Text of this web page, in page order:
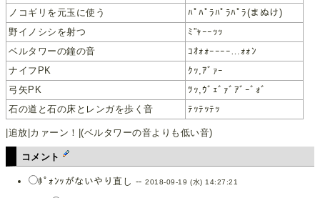
ノコギリを元玉に使う
ﾊﾟﾊﾟﾗﾊﾟﾗﾊﾟﾗ(まぬけ)
野イノシシを射つ
ﾐ”ｬｰｰｯｯ
ベルタワーの鐘の音
ｺｵｫｫｰｰｰｰ…ｫｫﾝ
ナイフPK
ｸｯ,ｱﾞｧｰ
弓矢PK
ﾂｯ,ｳﾞｪﾞｧﾞｱﾞｰﾞｫﾞ
石の道と石の床とレンガを歩く音
ﾃｯﾃｯﾃｯ
|追放|カァーン！|(ベルタワーの音よりも低い音)
コメント
ﾎﾟｫﾝｯがないやり直し --2018-09-19 (水) 14:27:21